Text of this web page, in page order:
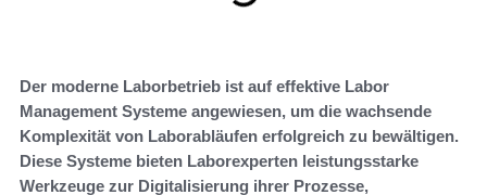
Der moderne Laborbetrieb ist auf effektive Labor
Management Systeme angewiesen, um die wachsende
Komplexität von Laborabläufen erfolgreich zu bewältigen.
Diese Systeme bieten Laborexperten leistungsstarke
Werkzeuge zur Digitalisierung ihrer Prozesse,